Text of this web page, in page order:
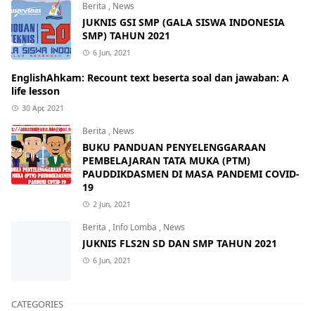
Berita , News
JUKNIS GSI SMP (GALA SISWA INDONESIA
SMP) TAHUN 2021
6 Jun, 2021
EnglishAhkam: Recount text beserta soal dan jawaban: A
life lesson
30 Apr, 2021
Berita , News
BUKU PANDUAN PENYELENGGARAAN
PEMBELAJARAN TATA MUKA (PTM)
PAUDDIKDASMEN DI MASA PANDEMI COVID-
19
2 Jun, 2021
Berita ,Info Lomba , News
JUKNIS FLS2N SD DAN SMP TAHUN 2021
6 Jun, 2021
CATEGORIES